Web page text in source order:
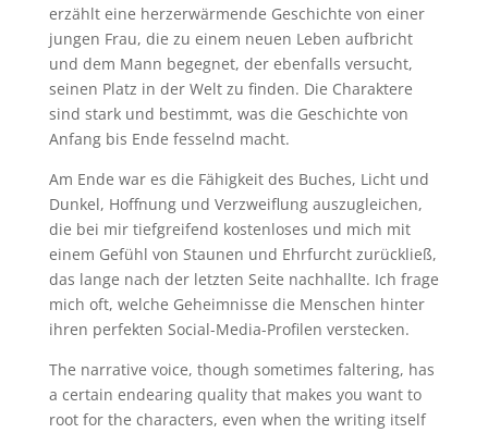
erzählt eine herzerwärmende Geschichte von einer
jungen Frau, die zu einem neuen Leben aufbricht
und dem Mann begegnet, der ebenfalls versucht,
seinen Platz in der Welt zu finden. Die Charaktere
sind stark und bestimmt, was die Geschichte von
Anfang bis Ende fesselnd macht.
Am Ende war es die Fähigkeit des Buches, Licht und
Dunkel, Hoffnung und Verzweiflung auszugleichen,
die bei mir tiefgreifend kostenloses und mich mit
einem Gefühl von Staunen und Ehrfurcht zurückließ,
das lange nach der letzten Seite nachhallte. Ich frage
mich oft, welche Geheimnisse die Menschen hinter
ihren perfekten Social-Media-Profilen verstecken.
The narrative voice, though sometimes faltering, has
a certain endearing quality that makes you want to
root for the characters, even when the writing itself